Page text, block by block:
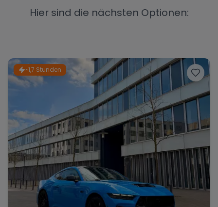
Chevrolet Dodge
Bentley Rolls Royce Aston Martin
Bugatti Lotus Maserati
Hier sind die nächsten Optionen:
~1,7 Stunden